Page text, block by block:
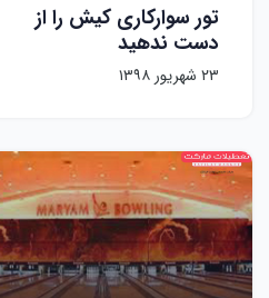
تور سوارکاری کیش را از
دست ندهید
۲۳ شهریور ۱۳۹۸